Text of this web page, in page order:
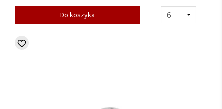
Do koszyka